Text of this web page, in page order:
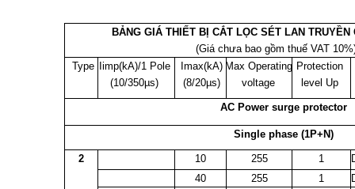
BẢNG GIÁ THIẾT BỊ CẮT LỌC SÉT LAN TRUYỀN
(Giá chưa bao gồm thuế VAT
Type
Iimp(kA)/1 Pole
(10/350µs)
Imax(kA)
(8/20µs)
Max Operating
voltage
Protection
level Up
AC Power surge protector
Single phase (1P+N)
2 10 255 1
40
255 1